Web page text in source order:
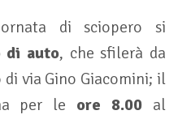
di sciopero si
di auto, che sfilerà da
via Gino Giacomini; il
per le ore 8.00 al